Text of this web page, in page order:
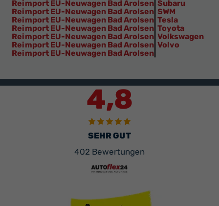
Reimport EU-Neuwagen Bad Arolsen Subaru
Reimport EU-Neuwagen Bad Arolsen SWM
Reimport EU-Neuwagen Bad Arolsen Tesla
Reimport EU-Neuwagen Bad Arolsen Toyota
Reimport EU-Neuwagen Bad Arolsen Volkswagen
Reimport EU-Neuwagen Bad Arolsen Volvo
Reimport EU-Neuwagen Bad Arolsen
4,8
SEHR GUT
402 Bewertungen